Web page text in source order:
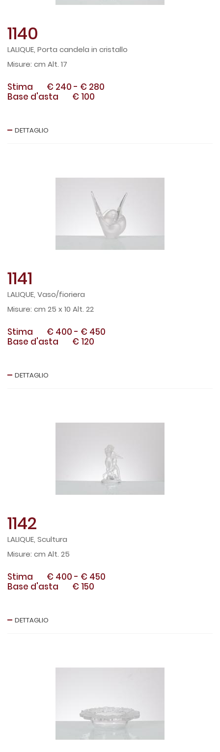
1140
LALIQUE, Porta candela in cristallo
cm Alt. 17
Stima € 240 - € 280
Base d'asta
€ 100
DETTAGLIO
1141
LALIQUE, Vaso/fioriera
cm 25 x 10 Alt. 22
Stima € 400 - € 450
Base d'asta
€ 120
DETTAGLIO
1142
LALIQUE, Scultura
cm Alt. 25
Stima € 400 - € 450
Base d'asta
€ 150
DETTAGLIO